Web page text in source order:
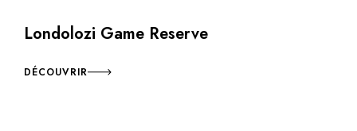
Londolozi Game Reserve
DÉCOUVRIR